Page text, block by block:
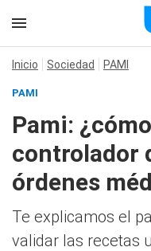
Inicio Sociedad PAMI
PAMI
Pami:
controlador
órdenes
Te explicamos el
validar las recetas